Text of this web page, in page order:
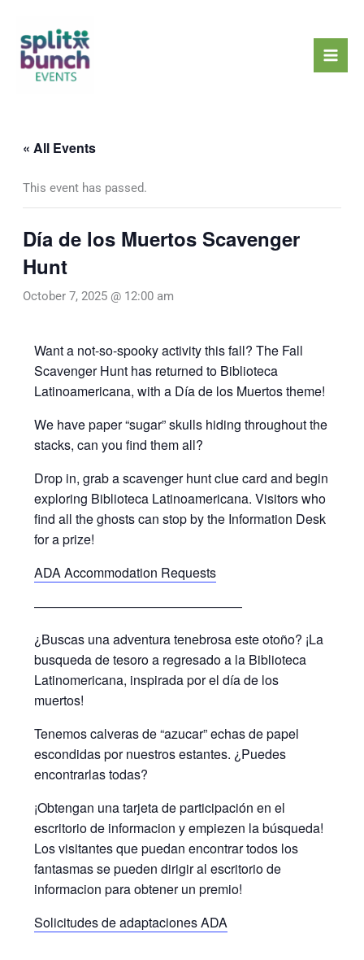
content
« All Events
This event has passed.
Día de los Muertos Scavenger
Hunt
October 7, 2025 @ 12:00 am
Want a not-so-spooky activity this fall? The Fall
Scavenger Hunt has returned to Biblioteca
Latinoamericana, with a Día de los Muertos theme!
We have paper “sugar” skulls hiding throughout the
stacks, can you find them all?
Drop in, grab a scavenger hunt clue card and begin
exploring Biblioteca Latinoamericana. Visitors who
find all the ghosts can stop by the Information Desk
for a prize!
ADA Accommodation Requests
————————————————
¿Buscas una adventura tenebrosa este otoño? ¡La
busqueda de tesoro a regresado a la Biblioteca
Latinomericana, inspirada por el día de los
muertos!
Tenemos calveras de “azucar” echas de papel
escondidas por nuestros estantes. ¿Puedes
encontrarlas todas?
¡Obtengan una tarjeta de participación en el
escritorio de informacion y empiezen la búsqueda!
Los visitantes que puedan encontrar todos los
fantasmas se pueden dirigir al escritorio de
informacion para obtener un premio!
Solicitudes de adaptaciones ADA